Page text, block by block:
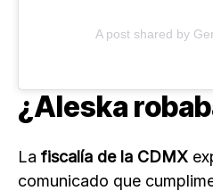
¿Aleska
La fiscalía de la CDMX
comunicado que